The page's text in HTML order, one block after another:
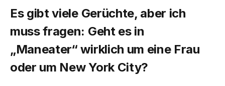
Es gibt viele Gerüchte, aber ich
muss fragen: Geht es in
„Maneater“ wirklich um eine Frau
oder um New York City?